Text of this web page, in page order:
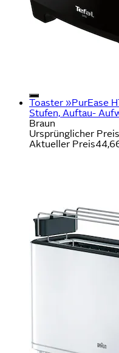
Toaster »PurEase
Stufen, Auftau-
Braun
Ursprünglicher Preis
Aktueller Preis